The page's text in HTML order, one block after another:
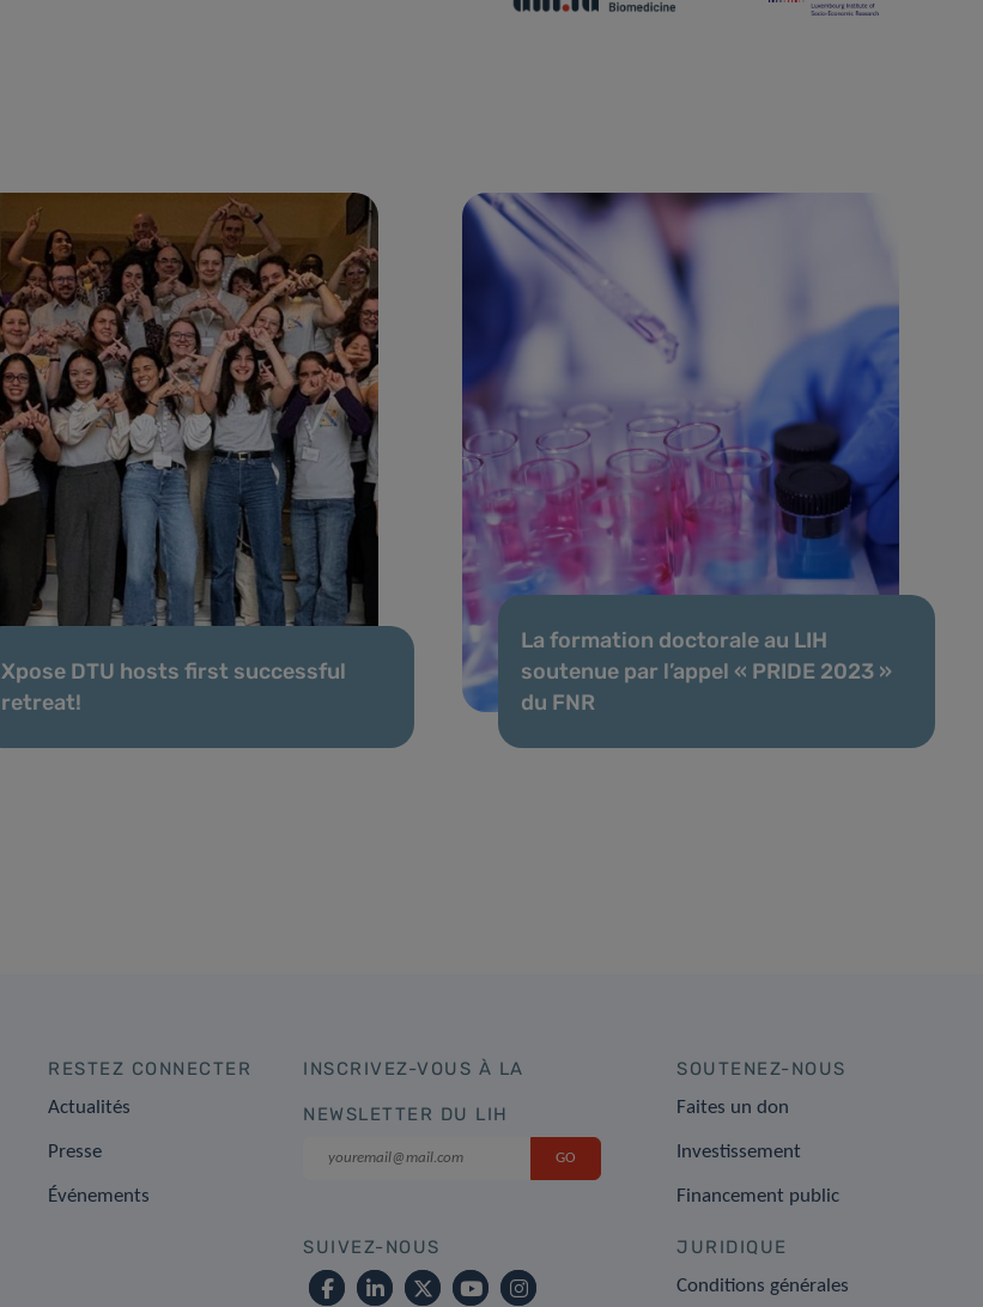
Xpose DTU hosts first successful
retreat!
La formation doctorale au LIH
soutenue par l’appel « PRIDE 2023 »
du FNR
RESTEZ CONNECTER
Actualités
Presse
Événements
INSCRIVEZ-VOUS À LA
NEWSLETTER DU LIH
SUIVEZ-NOUS
SOUTENEZ-NOUS
Faites un don
Investissement
Financement public
JURIDIQUE
Conditions générales